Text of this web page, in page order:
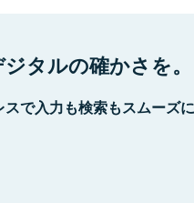
タルの確かさを。
スで入力も検索もスムーズ